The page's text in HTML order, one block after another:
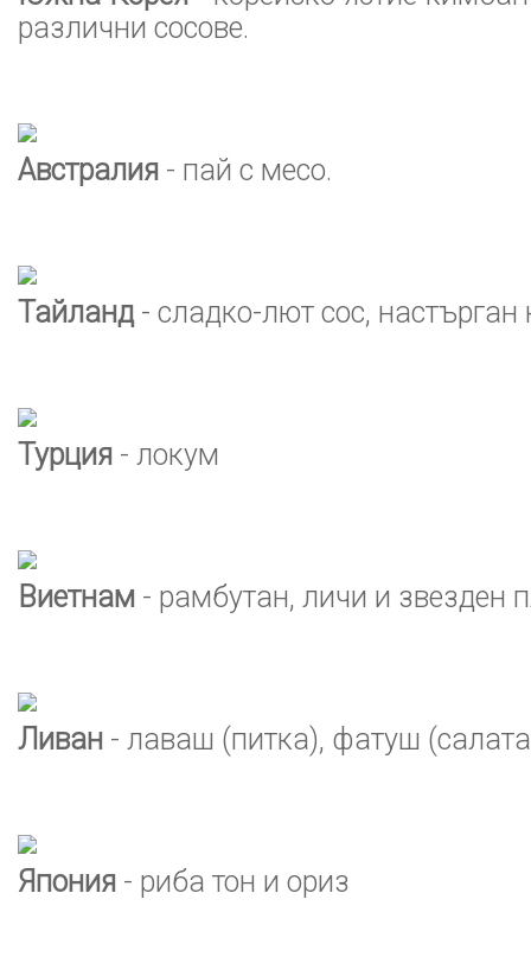
различни сосове.
Австралия - пай с месо.
Тайланд- сладко-лют сос, настърган
Турция - локум
Виетнам - рамбутан, личи и звезден
Ливан - лаваш (питка), фатуш
Япония - риба тон и ориз